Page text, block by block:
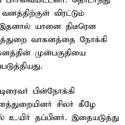
விரட்டும்
இதனால் யானை திடீரென
வாகனத்தை நோக்கி
முன்பகுதியை
பின்நோக்கி
சிலர் கீழே
உயிர் தப்பினர். இதையடுத்து